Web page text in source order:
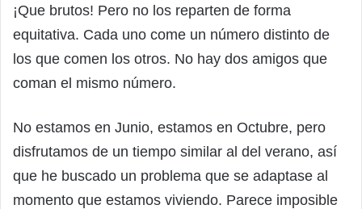
¡Que brutos! Pero no los reparten de forma
equitativa. Cada uno come un número distinto de
los que comen los otros. No hay dos amigos que
coman el mismo número.
No estamos en Junio, estamos en Octubre, pero
disfrutamos de un tiempo similar al del verano, así
que he buscado un problema que se adaptase al
momento que estamos viviendo. Parece imposible